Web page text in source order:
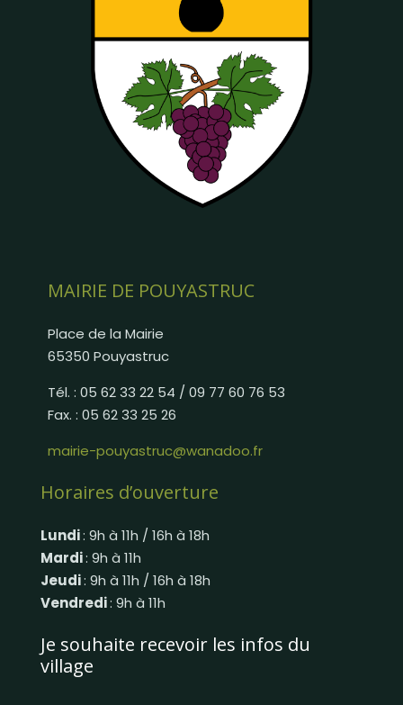
MAIRIE DE POUYASTRUC
Place de la Mairie
65350 Pouyastruc
Tél. : 05 62 33 22 54 / 09 77 60 76 53
Fax. : 05 62 33 25 26
mairie-pouyastruc@wanadoo.fr
Horaires d’ouverture
Lundi: 9h à 11h / 16h à 18h
Mardi: 9h à 11h
Jeudi: 9h à 11h / 16h à 18h
Vendredi: 9h à 11h
Je souhaite recevoir les infos du
village